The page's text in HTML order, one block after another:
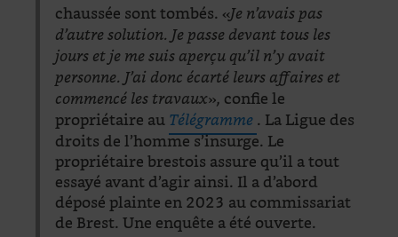
chaussée sont tombés. «Je n’avais pas
d’autre solution. Je passe devant tous les
jours et je me suis aperçu qu’il n’y avait
personne. J’ai donc écarté leurs affaires et
commencé les travaux», confie le
propriétaire auTélégramme. La Ligue des
droits de l’homme s’insurge. Le
propriétaire brestois assure qu’il a tout
essayé avant d’agir ainsi. Il a d’abord
déposé plainte en 2023 au commissariat
de Brest. Une enquête a été ouverte.